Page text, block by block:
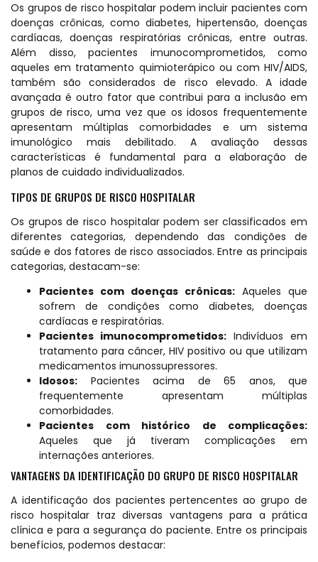
Os grupos de risco hospitalar podem incluir pacientes com
doenças crônicas, como diabetes, hipertensão, doenças
cardíacas, doenças respiratórias crônicas, entre outras.
Além disso, pacientes imunocomprometidos, como
aqueles em tratamento quimioterápico ou com HIV/AIDS,
também são considerados de risco elevado. A idade
avançada é outro fator que contribui para a inclusão em
grupos de risco, uma vez que os idosos frequentemente
apresentam múltiplas comorbidades e um sistema
imunológico mais debilitado. A avaliação dessas
características é fundamental para a elaboração de
planos de cuidado individualizados.
TIPOS DE GRUPOS DE RISCO HOSPITALAR
Os grupos de risco hospitalar podem ser classificados em
diferentes categorias, dependendo das condições de
saúde e dos fatores de risco associados. Entre as principais
categorias, destacam-se:
Pacientes com doenças crônicas: Aqueles que
sofrem de condições como diabetes, doenças
cardíacas e respiratórias.
Pacientes imunocomprometidos: Indivíduos em
tratamento para câncer, HIV positivo ou que utilizam
medicamentos imunossupressores.
Idosos: Pacientes acima de 65 anos, que
frequentemente apresentam múltiplas
comorbidades.
Pacientes com histórico de complicações:
Aqueles que já tiveram complicações em
internações anteriores.
VANTAGENS DA IDENTIFICAÇÃO DO GRUPO DE RISCO HOSPITALAR
A identificação dos pacientes pertencentes ao grupo de
risco hospitalar traz diversas vantagens para a prática
clínica e para a segurança do paciente. Entre os principais
benefícios, podemos destacar: